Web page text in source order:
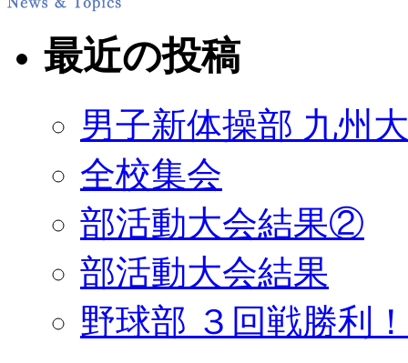
最近の投稿
男子新体操部 九州
全校集会
部活動大会結果②
部活動大会結果
野球部 ３回戦勝利！